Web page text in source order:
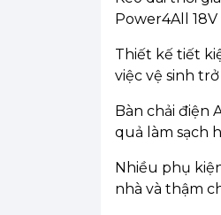
Power4All
Thiết kế tiết
việc vệ sinh
Bàn chải điện
quả làm sạch
Nhiều phụ
nhà và thậm